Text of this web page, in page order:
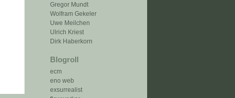
Gregor Mundt
Wolfram Gekeler
Uwe Meilchen
Ulrich Kriest
Dirk Haberkorn
Blogroll
ecm
eno web
exsurrealist